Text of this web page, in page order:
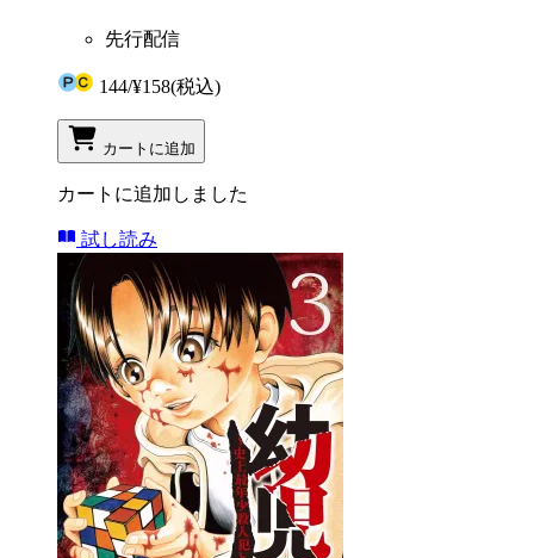
先行配信
144/¥158(税込)
カートに追加
カートに追加しました
試し読み